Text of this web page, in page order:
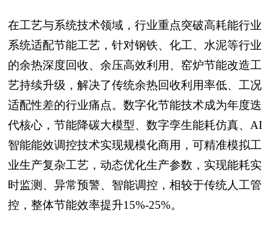
在工艺与系统技术领域，行业重点突破高耗能行业
系统适配节能工艺，针对钢铁、化工、水泥等行业
的余热深度回收、余压高效利用、窑炉节能改造工
艺持续升级，解决了传统余热回收利用率低、工况
适配性差的行业痛点。数字化节能技术成为年度迭
代核心，节能降碳大模型、数字孪生能耗仿真、AI
智能能效调控技术实现规模化商用，可精准模拟工
业生产复杂工艺，动态优化生产参数，实现能耗实
时监测、异常预警、智能调控，相较于传统人工管
控，整体节能效率提升15%-25%。